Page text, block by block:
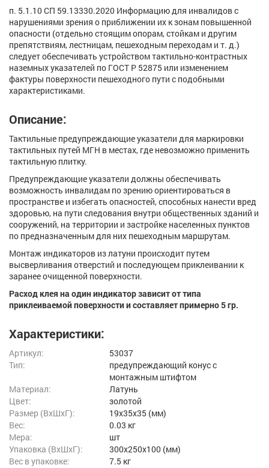
п. 5.1.10 СП 59.13330.2020 Информацию для инвалидов с
нарушениями зрения о приближении их к зонам повышенной
опасности (отдельно стоящим опорам, стойкам и другим
препятствиям, лестницам, пешеходным переходам и т. д.)
следует обеспечивать устройством тактильно-контрастных
наземных указателей по ГОСТ Р 52875 или изменением
фактуры поверхности пешеходного пути с подобными
характеристиками.
Описание:
Тактильные предупреждающие указатели для маркировки
тактильных путей МГН в местах, где невозможно применить
тактильную плитку.
Предупреждающие указатели должны обеспечивать
возможность инвалидам по зрению ориентироваться в
пространстве и избегать опасностей, способных нанести вред
здоровью, на пути следования внутри общественных зданий и
сооружений, на территории и застройке населенных пунктов
по предназначенным для них пешеходным маршрутам.
Монтаж индикаторов из латуни происходит путем
высверливания отверстий и последующем приклеивании к
заранее очищенной поверхности.
Расход клея на один индикатор зависит от типа
приклеиваемой поверхности и составляет примерно 5 гр.
Характеристики:
Артикул:
53037
Тип:
предупреждающий конус с
монтажным штифтом
Материал:
Латунь
Цвет:
золотой
Размер (ВxШxГ):
19x35x35 (мм)
Вес:
0.03 кг
Мера:
шт
Упаковка (ВхШхГ):
300x250x100 (мм)
Вес в упаковке:
7.5 кг